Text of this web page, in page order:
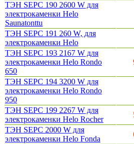
ТЭН SEPC 190 2600 W для
электрокаменки Helo
Saunatonttu
ТЭН SEPC 191 260 W, для
электрокаменки Helo
ТЭН SEPC 193 2167 W для
электрокаменки Helo Rondo
650
ТЭН SEPC 194 3200 W для
электрокаменки Helo Rondo
950
ТЭН SEPC 199 2267 W для
электрокаменки Helo Rocher
ТЭН SEPC 2000 W для
электрокаменки Helo Fonda